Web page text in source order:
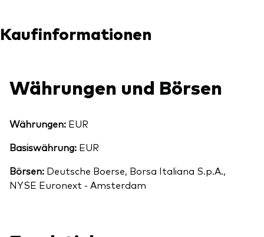
Kaufinformationen
Währungen und Börsen
Währungen: EUR
Basiswährung: EUR
Börsen: Deutsche Boerse, Borsa Italiana S.p.A.,
NYSE Euronext - Amsterdam